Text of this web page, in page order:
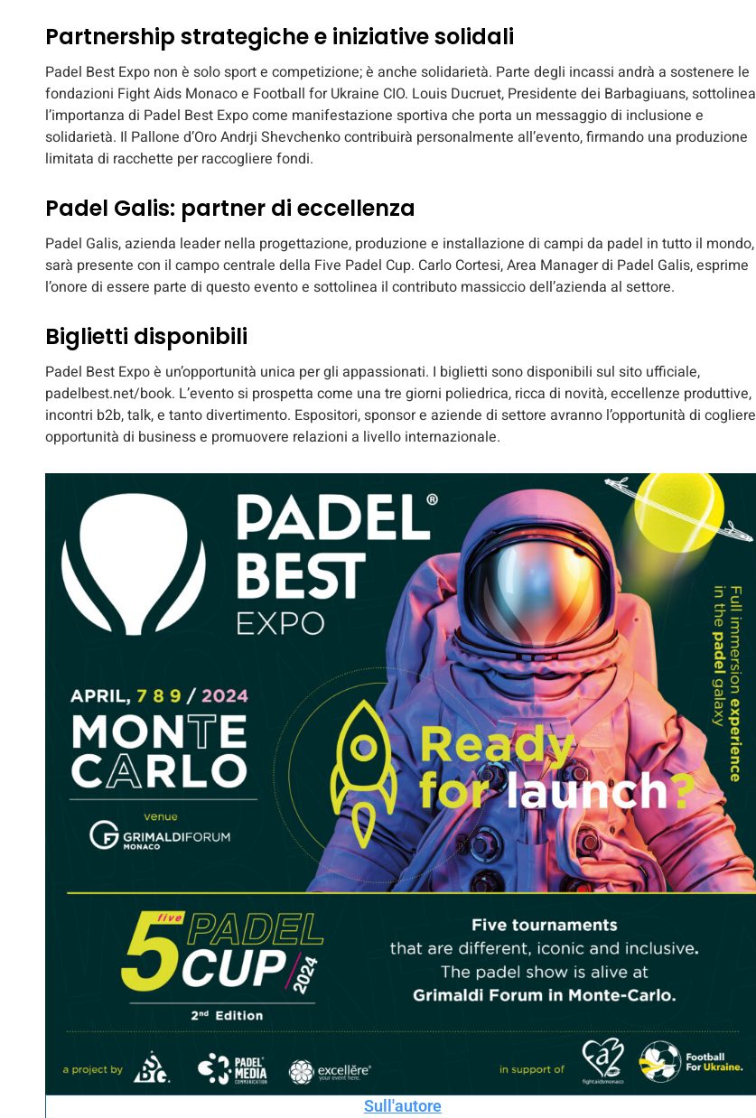
Partnership strategiche e iniziative solidali
Padel Best Expo non è solo sport e competizione; è anche solidarietà. Parte degli incassi andrà a sostenere le
fondazioni Fight Aids Monaco e Football for Ukraine CIO. Louis Ducruet, Presidente dei Barbagiuans, sottolinea
l’importanza di Padel Best Expo come manifestazione sportiva che porta un messaggio di inclusione e
solidarietà. Il Pallone d’Oro Andrji Shevchenko contribuirà personalmente all’evento, firmando una produzione
limitata di racchette per raccogliere fondi.
Padel Galis: partner di eccellenza
Padel Galis, azienda leader nella progettazione, produzione e installazione di campi da padel in tutto il mondo,
sarà presente con il campo centrale della Five Padel Cup. Carlo Cortesi, Area Manager di Padel Galis, esprime
l’onore di essere parte di questo evento e sottolinea il contributo massiccio dell’azienda al settore.
Biglietti disponibili
Padel Best Expo è un’opportunità unica per gli appassionati. I biglietti sono disponibili sul sito ufficiale,
padelbest.net/book. L’evento si prospetta come una tre giorni poliedrica, ricca di novità, eccellenze produttive,
incontri b2b, talk, e tanto divertimento. Espositori, sponsor e aziende di settore avranno l’opportunità di cogliere
opportunità di business e promuovere relazioni a livello internazionale.
Sull'autore